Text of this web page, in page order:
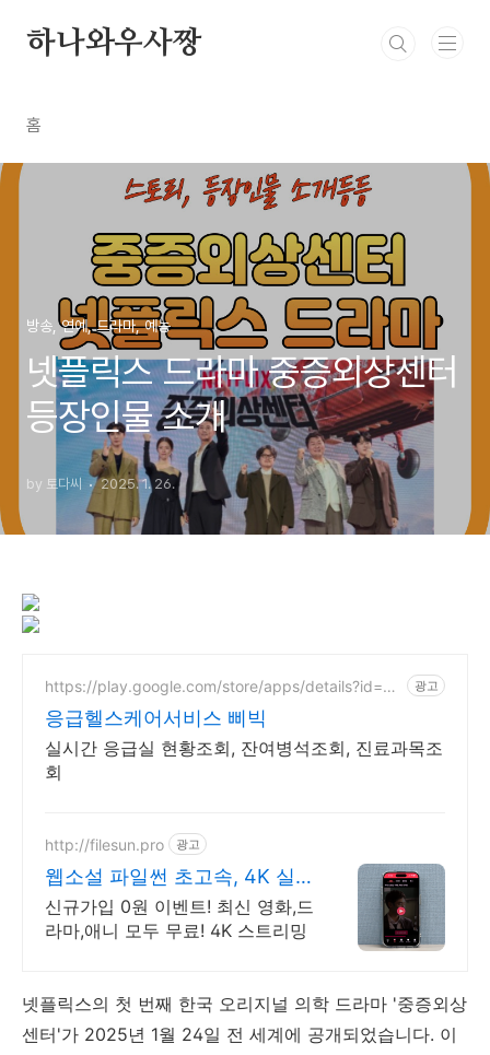
하나와우사짱
홈
방송, 연예, 드라마, 예능
넷플릭스 드라마 중증외상센터
등장인물 소개
by 토다씨 2025. 1. 26.
https://play.google.com/store/apps/details?id=co
광고
응급헬스케어서비스 삐빅
실시간 응급실 현황조회, 잔여병석조회, 진료과목조
회
http://filesun.pro 광고
웹소설 파일썬 초고속, 4K 실
시간 보기!
신규가입 0원 이벤트! 최신 영화,드
라마,애니 모두 무료! 4K 스트리밍
넷플릭스의 첫 번째 한국 오리지널 의학 드라마 '중증외상
센터'가 2025년 1월 24일 전 세계에 공개되었습니다. 이